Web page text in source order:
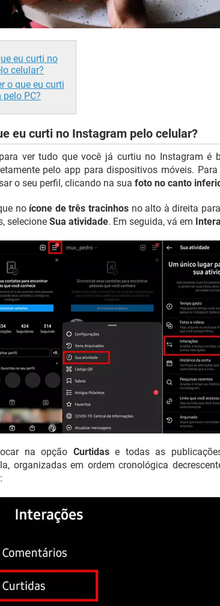
eu curti no
celular?
o que eu curti
PC?
eu curti no Instagram pelo celular?
ver tudo que você já curtiu no Instagram é
pelo app para dispositivos móveis.
o seu perfil, clicando na sua foto no canto
no ícone de três tracinhosno alto à direita
selecione Sua atividade. Em seguida, vá em
na opção Curtidase todas as
organizadas em ordem cronológica